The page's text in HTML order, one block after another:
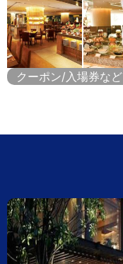
クーポン/入場券など